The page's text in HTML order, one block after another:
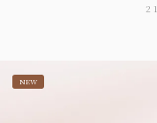
21
NEW